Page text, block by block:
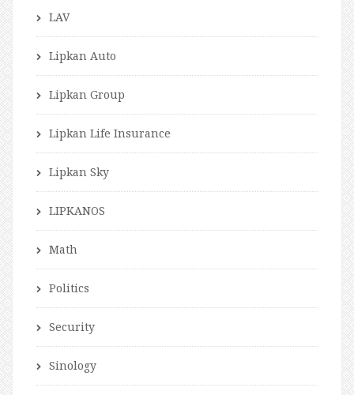
LAV
Lipkan Auto
Lipkan Group
Lipkan Life Insurance
Lipkan Sky
LIPKANOS
Math
Politics
Security
Sinology